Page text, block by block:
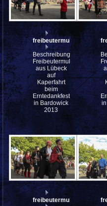
Beschreibung:
Freibeutermukke
aus Lübeck
auf
Kaperfahrt
beim
Erntedankfest
in Bardowick
2013